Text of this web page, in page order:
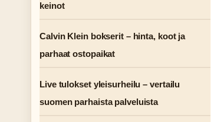
keinot
Calvin Klein bokserit – hinta, koot ja
parhaat ostopaikat
Live tulokset yleisurheilu – vertailu
suomen parhaista palveluista